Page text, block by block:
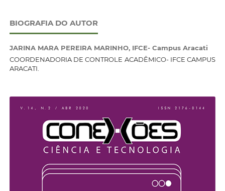
BIOGRAFIA DO AUTOR
JARINA MARA PEREIRA MARINHO, IFCE- Campus Aracati
COORDENADORIA DE CONTROLE ACADÊMICO- IFCE CAMPUS
ARACATI.